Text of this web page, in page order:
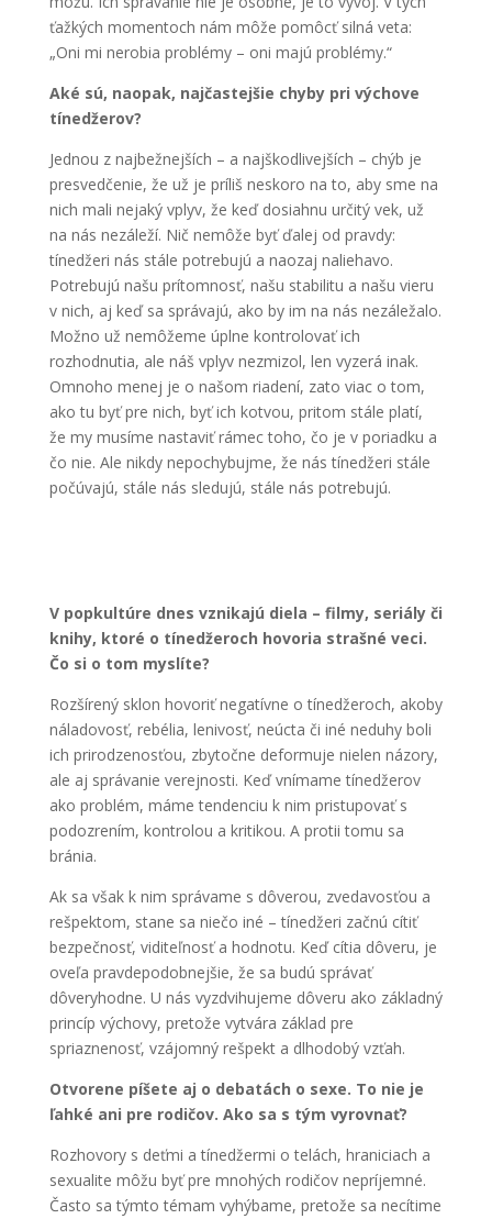
ťažkých momentoch nám môže pomôcť silná veta:
„Oni mi nerobia problémy – oni majú problémy.“
Aké sú, naopak, najčastejšie chyby pri výchove
tínedžerov?
Jednou z najbežnejších – a najškodlivejších – chýb je
presvedčenie, že už je príliš neskoro na to, aby sme na
nich mali nejaký vplyv, že keď dosiahnu určitý vek, už
na nás nezáleží. Nič nemôže byť ďalej od pravdy:
tínedžeri nás stále potrebujú a naozaj naliehavo.
Potrebujú našu prítomnosť, našu stabilitu a našu vieru
v nich, aj keď sa správajú, ako by im na nás nezáležalo.
Možno už nemôžeme úplne kontrolovať ich
rozhodnutia, ale náš vplyv nezmizol, len vyzerá inak.
Omnoho menej je o našom riadení, zato viac o tom,
ako tu byť pre nich, byť ich kotvou, pritom stále platí,
že my musíme nastaviť rámec toho, čo je v poriadku a
čo nie. Ale nikdy nepochybujme, že nás tínedžeri stále
počúvajú, stále nás sledujú, stále nás potrebujú.
V popkultúre dnes vznikajú diela – filmy, seriály či
knihy, ktoré o tínedžeroch hovoria strašné veci.
Čo si o tom myslíte?
Rozšírený sklon hovoriť negatívne o tínedžeroch, akoby
náladovosť, rebélia, lenivosť, neúcta či iné neduhy boli
ich prirodzenosťou, zbytočne deformuje nielen názory,
ale aj správanie verejnosti. Keď vnímame tínedžerov
ako problém, máme tendenciu k nim pristupovať s
podozrením, kontrolou a kritikou. A protii tomu sa
bránia.
Ak sa však k nim správame s dôverou, zvedavosťou a
rešpektom, stane sa niečo iné – tínedžeri začnú cítiť
bezpečnosť, viditeľnosť a hodnotu. Keď cítia dôveru, je
oveľa pravdepodobnejšie, že sa budú správať
dôveryhodne. U nás vyzdvihujeme dôveru ako základný
princíp výchovy, pretože vytvára základ pre
spriaznenosť, vzájomný rešpekt a dlhodobý vzťah.
Otvorene píšete aj o debatách o sexe. To nie je
ľahké ani pre rodičov. Ako sa s tým vyrovnať?
Rozhovory s deťmi a tínedžermi o telách, hraniciach a
sexualite môžu byť pre mnohých rodičov nepríjemné.
Často sa týmto témam vyhýbame, pretože sa necítime